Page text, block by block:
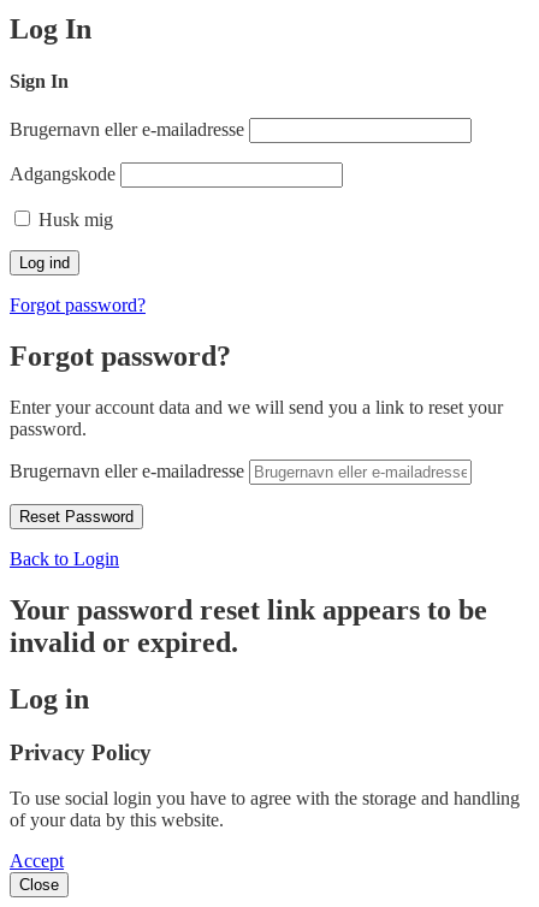
Log In
Sign In
Brugernavn eller e-mailadresse
Adgangskode
Husk mig
Forgot password?
Forgot password?
Enter your account data and we will send you a link to reset your
password.
Brugernavn eller e-mailadresse
Back to Login
Your password reset link appears to be
invalid or expired.
Log in
Privacy Policy
To use social login you have to agree with the storage and handling
of your data by this website.
Accept
Close